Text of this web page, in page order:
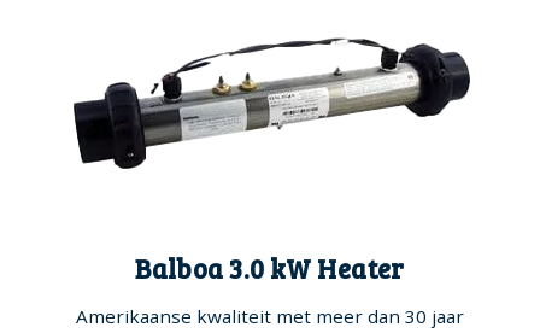
Balboa 3.0 kW Heater
Amerikaanse kwaliteit met meer dan 30 jaar